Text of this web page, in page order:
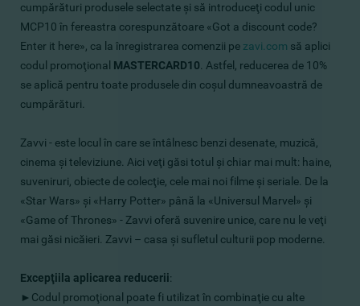
cumpărături produsele selectate şi să introduceţi codul unic
MCP10 în fereastra corespunzătoare «Got a discount code?
Enter it here», ca la înregistrarea comenzii pe zavi.com să aplici
codul promoţional MASTERCARD10 . Astfel, reducerea de 10%
se aplică pentru toate produsele din coşul dumneavoastră de
cumpărături.
Zavvi - este locul în care se întâlnesc benzi desenate, muzică,
cinema şi televiziune. Aici veţi găsi totul şi chiar mai mult: haine,
suveniruri, obiecte de colecţie, cele mai noi filme şi seriale. De la
«Star Wars» şi «Harry Potter» până la «Universul Marvel» şi
«Game of Thrones» - Zavvi oferă suvenire unice, care nu le veţi
mai găsi nicăieri. Zavvi – casa şi sufletul culturii pop moderne.
Excepţiila aplicarea reducerii:
► Codul promoţional poate fi utilizat în combinaţie cu alte